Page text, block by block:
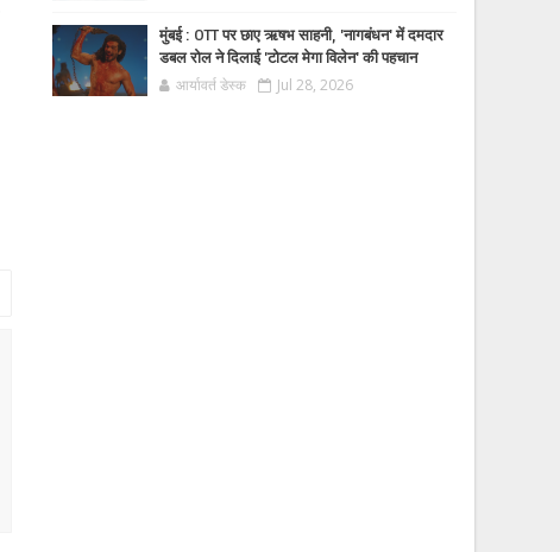
मुंबई : OTT पर छाए ऋषभ साहनी, 'नागबंधन' में दमदार
डबल रोल ने दिलाई 'टोटल मेगा विलेन' की पहचान
आर्यावर्त डेस्क Jul 28, 2026